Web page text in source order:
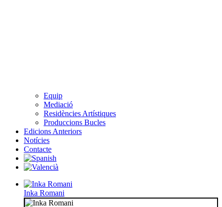
Equip
Mediació
Residències Artístiques
Produccions Bucles
Edicions Anteriors
Notícies
Contacte
Inka Romani